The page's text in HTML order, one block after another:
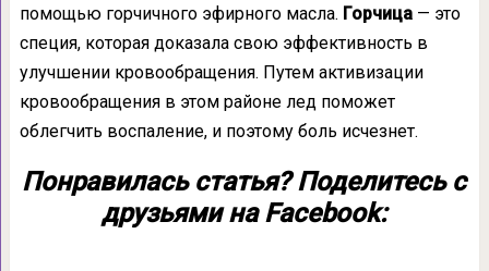
помощью горчичного эфирного масла. Горчица — это
специя, которая доказала свою эффективность в
улучшении кровообращения. Путем активизации
кровообращения в этом районе лед поможет
облегчить воспаление, и поэтому боль исчезнет.
Понравилась статья? Поделитесь с
друзьями на Facebook: